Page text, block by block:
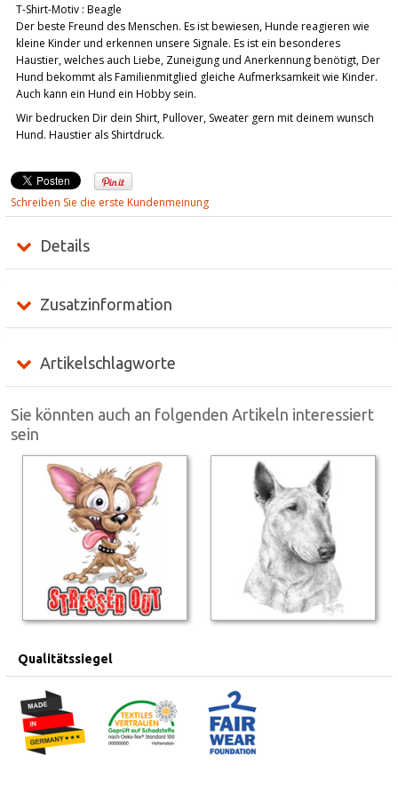
T-Shirt-Motiv : Beagle
Der beste Freund des Menschen. Es ist bewiesen, Hunde reagieren wie
kleine Kinder und erkennen unsere Signale. Es ist ein besonderes
Haustier, welches auch Liebe, Zuneigung und Anerkennung benötigt, Der
Hund bekommt als Familienmitglied gleiche Aufmerksamkeit wie Kinder.
Auch kann ein Hund ein Hobby sein.
Wir bedrucken Dir dein Shirt, Pullover, Sweater gern mit deinem wunsch
Hund. Haustier als Shirtdruck.
Schreiben Sie die erste Kundenmeinung
Details
Zusatzinformation
Artikelschlagworte
Sie könnten auch an folgenden Artikeln interessiert
sein
Qualitätssiegel